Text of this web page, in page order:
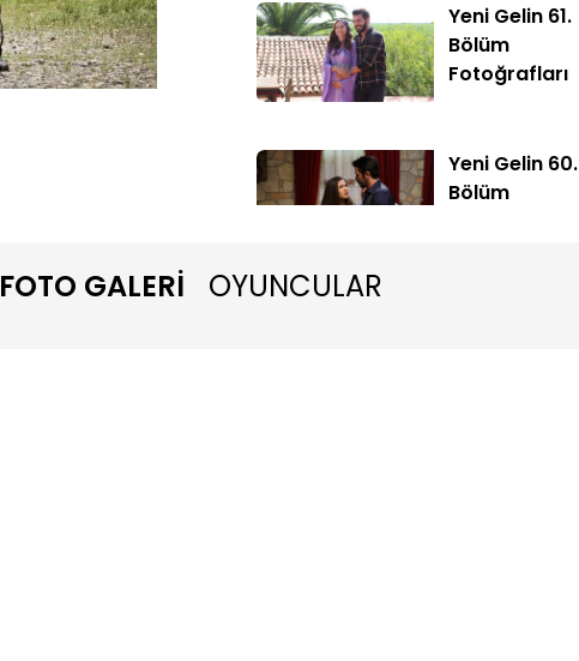
Yeni Gelin 61.
Bölüm
Fotoğrafları
Yeni Gelin 60.
Bölüm
FOTO GALERİ OYUNCULAR